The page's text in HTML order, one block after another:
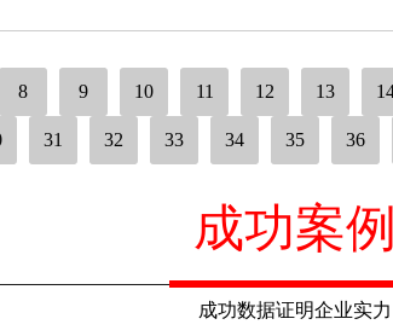
8 9 10 11 12 13
31 32 33 34 35 36
成功案例
成功数据证明企业实力